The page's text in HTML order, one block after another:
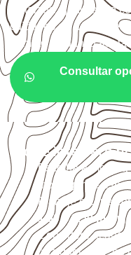
instalada, qual será o
cuidados de
formato e quantidade
Consultar
O que interfere
Escolha a
montagem e
Planeje o corte
1,60 × 2,50 m,
Considere
qualquer corte ou